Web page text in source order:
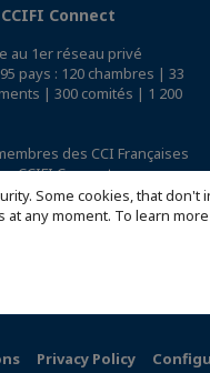
Some cookies, that
any moment. To learn
Connect
au 1er réseau privé
pays : 120 chambres | 33
| 300 comités | 1 200
des CCI Françaises
CCIFI Connect.
Privacy Policy